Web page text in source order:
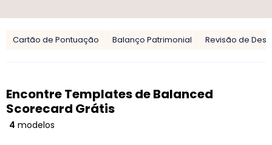
Cartão de Pontuação Balanço Patrimonial Revisão de
Encontre Templates de Balanced
Scorecard Grátis
4 modelos